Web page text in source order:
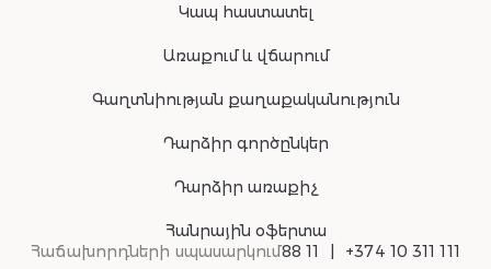
Կապ հաստատել
Առաքում և վճարում
Գաղտնիության քաղաքականություն
Դարձիր գործընկեր
Դարձիր առաքիչ
Հանրային օֆերտա
Հաճախորդների սպասարկում88 11 +374 10 311 111